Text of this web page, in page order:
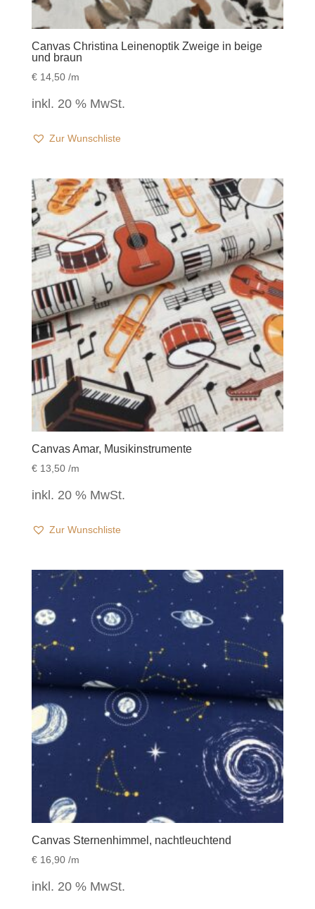
Canvas Christina Leinenoptik Zweige in beige
und braun
€14,50/m
inkl. 20 % MwSt.
Zur Wunschliste
Canvas Amar, Musikinstrumente
€13,50/m
inkl. 20 % MwSt.
Zur Wunschliste
Canvas Sternenhimmel, nachtleuchtend
€16,90/m
inkl. 20 % MwSt.